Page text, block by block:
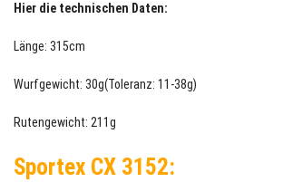
Hier die technischen Daten:
Länge: 315cm
Wurfgewicht: 30g(Toleranz: 11-38g)
Rutengewicht: 211g
Sportex CX 3152: